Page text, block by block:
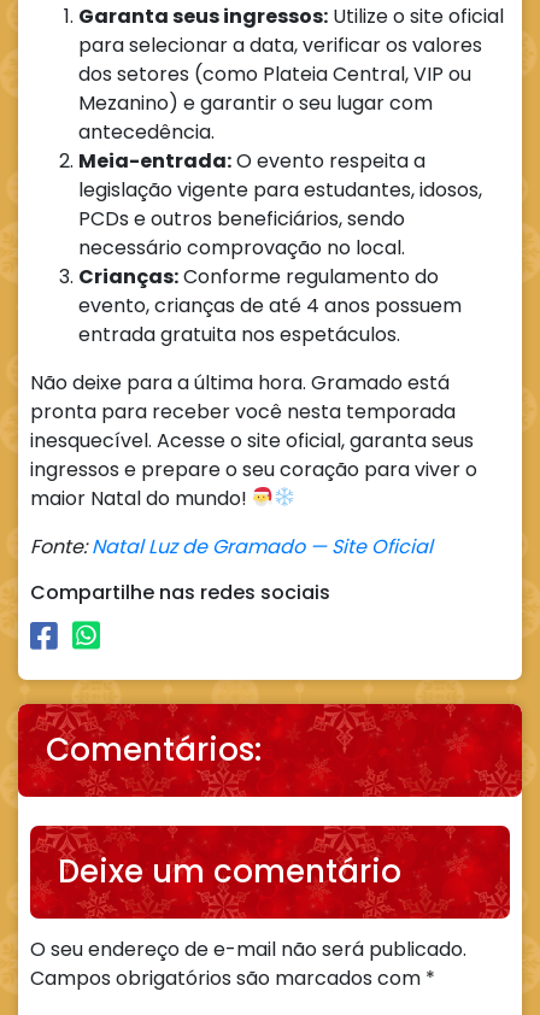
Garanta seus ingressos: Utilize o site oficial
para selecionar a data, verificar os valores
dos setores (como Plateia Central, VIP ou
Mezanino) e garantir o seu lugar com
antecedência.
Meia-entrada:O evento respeita a
legislação vigente para estudantes, idosos,
PCDs e outros beneficiários, sendo
necessário comprovação no local.
Crianças:Conforme regulamento do
evento, crianças de até 4 anos possuem
entrada gratuita nos espetáculos.
Não deixe para a última hora. Gramado está
pronta para receber você nesta temporada
inesquecível. Acesse o site oficial, garanta seus
ingressos e prepare o seu coração para viver o
maior Natal do mundo!
Fonte:Natal Luz de Gramado — Site Oficial
Compartilhe nas redes sociais
Comentários:
Deixe um comentário
O seu endereço de e-mail não será publicado.
Campos obrigatórios são marcados com *